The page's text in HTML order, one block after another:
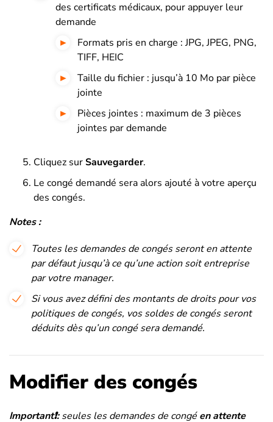
des certificats médicaux, pour appuyer leur
demande
Formats pris en charge : JPG, JPEG, PNG,
TIFF, HEIC
Taille du fichier : jusqu’à 10 Mo par pièce
jointe
Pièces jointes : maximum de 3 pièces
jointes par demande
Cliquez surSauvegarder.
Le congé demandé sera alors ajouté à votre aperçu
des congés.
Notes :
Toutes les demandes de congés seront en attente
par défaut jusqu’à ce qu’une action soit entreprise
par votre manager.
Si vous avez défini des montants de droits pour vos
politiques de congés, vos soldes de congés seront
déduits dès qu’un congé sera demandé.
Modifier des congés
Important❗:seules les demandes de congéen attente